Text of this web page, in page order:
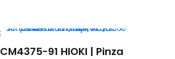
CM4375-91 HIOKI | Pinza